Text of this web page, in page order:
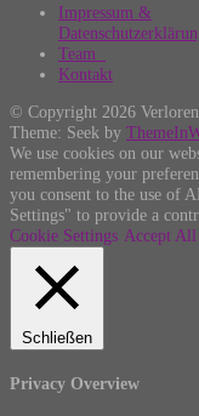
Impressum &
Team
Kontakt
© Copyright 2026
Theme: Seek by
We use cookies on our
remembering your
you consent to the use of
Settings" to provide a
Cookie Settings Accept All
Schließen
Privacy Overview